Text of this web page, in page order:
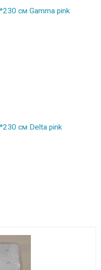
см Gamma pink
см Delta pink